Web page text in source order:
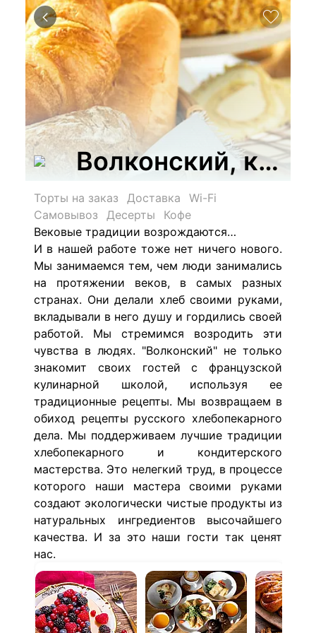
Волконский,
Торты на заказ Доставка
Wi-Fi
Самовывоз
Десерты
Кофе
Вековые традиции возрождаются…
И в нашей работе тоже нет ничего нового.
Мы занимаемся тем, чем люди занимались
на протяжении веков, в самых разных
странах. Они делали хлеб своими руками,
вкладывали в него душу и гордились своей
работой. Мы стремимся возродить эти
чувства в людях. "Волконский" не только
знакомит своих гостей с французской
кулинарной школой, используя ее
традиционные рецепты. Мы возвращаем в
обиход рецепты русского хлебопекарного
дела. Мы поддерживаем лучшие традиции
хлебопекарного и кондитерского
мастерства. Это нелегкий труд, в процессе
которого наши мастера своими руками
создают экологически чистые продукты из
натуральных ингредиентов высочайшего
качества. И за это наши гости так ценят
нас.